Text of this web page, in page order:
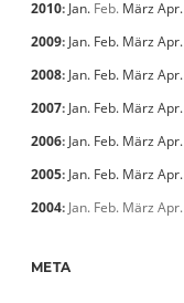
2010: Jan. Feb. März Apr.
2009: Jan. Feb. März Apr.
2008: Jan. Feb. März Apr.
2007: Jan. Feb. März Apr.
2006: Jan. Feb. März Apr.
2005: Jan. Feb. März Apr.
2004: Jan. Feb. März Apr.
META